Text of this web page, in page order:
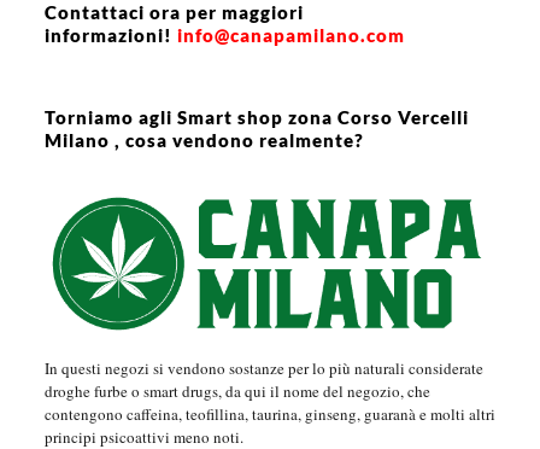
Contattaci ora per maggiori
informazioni! info@canapamilano.com
Torniamo agli Smart shop zona Corso Vercelli
Milano , cosa vendono realmente?
In questi negozi si vendono sostanze per lo più naturali considerate
droghe furbe o smart drugs, da qui il nome del negozio, che
contengono caffeina, teofillina, taurina, ginseng, guaranà e molti altri
principi psicoattivi meno noti.